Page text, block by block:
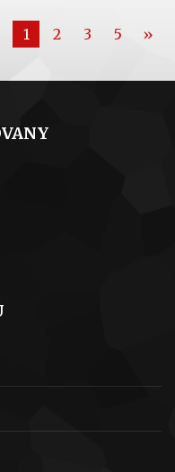
1 2 3 5 »